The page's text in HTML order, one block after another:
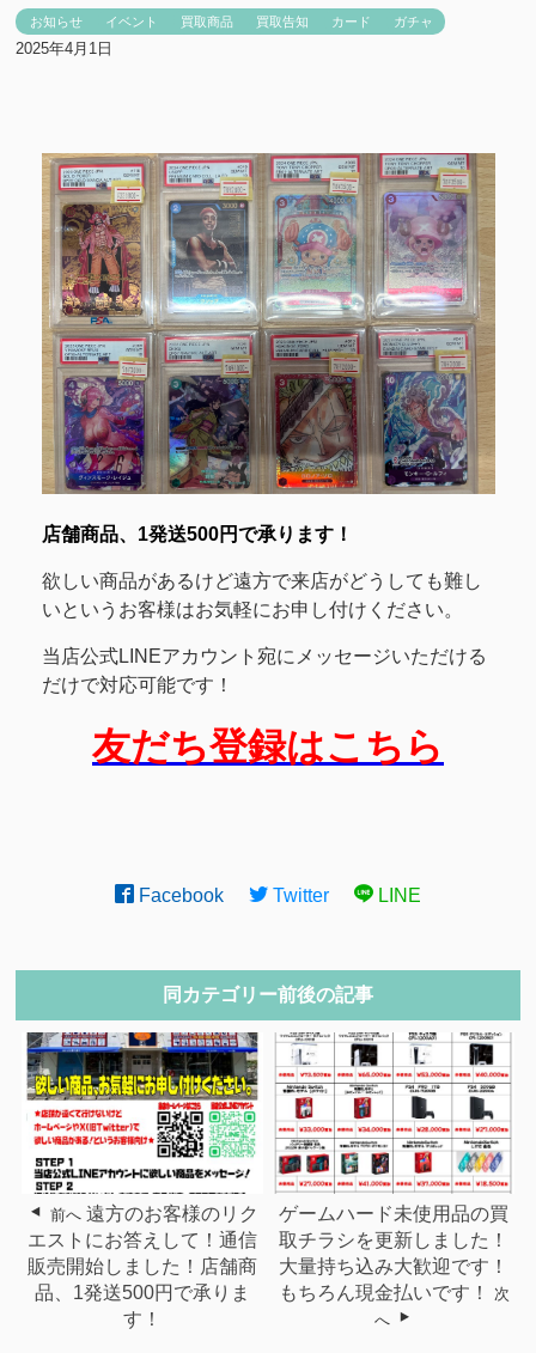
お知らせ イベント 買取商品 買取告知 カード ガチャ
2025年4月1日
店舗商品、1発送500円で承ります！
欲しい商品があるけど遠方で来店がどうしても難し
いというお客様はお気軽にお申し付けください。
当店公式LINEアカウント宛にメッセージいただける
だけで対応可能です！
友だち登録はこちら
Facebook Twitter LINE
同カテゴリー前後の記事
前へ 遠方のお客様のリク
エストにお答えして！通信
販売開始しました！店舗商
品、1発送500円で承りま
す！
ゲームハード未使用品の買
取チラシを更新しました！
大量持ち込み大歓迎です！
もちろん現金払いです！
次
へ